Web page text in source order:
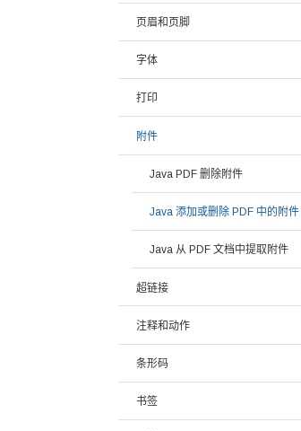
页眉和页脚
字体
打印
附件
Java PDF 删除附件
Java 添加或删除 PDF 中的附件
Java 从 PDF 文档中提取附件
超链接
注释和动作
条形码
书签